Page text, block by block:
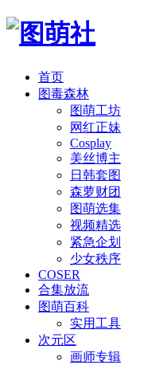
首页
图毒森林
图萌工坊
网红正妹
Cosplay
美丝博主
日韩套图
森萝财团
图萌选集
视频精选
紧急企划
少女秩序
COSER
合集放流
图萌百科
实用工具
次元区
画师专辑